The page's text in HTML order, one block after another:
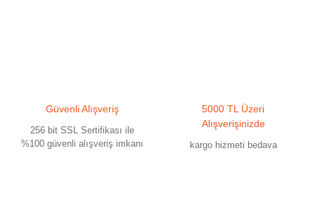
Güvenli Alışveriş
256 bit SSL Sertifikası ile
%100 güvenli alışveriş imkanı
5000 TL Üzeri
Alışverişinizde
kargo hizmeti bedava